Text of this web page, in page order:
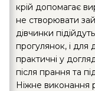
крій допомагає
не створювати
дівчинки
прогулянок, і
практичні у
після прання та
Ніжне виконання